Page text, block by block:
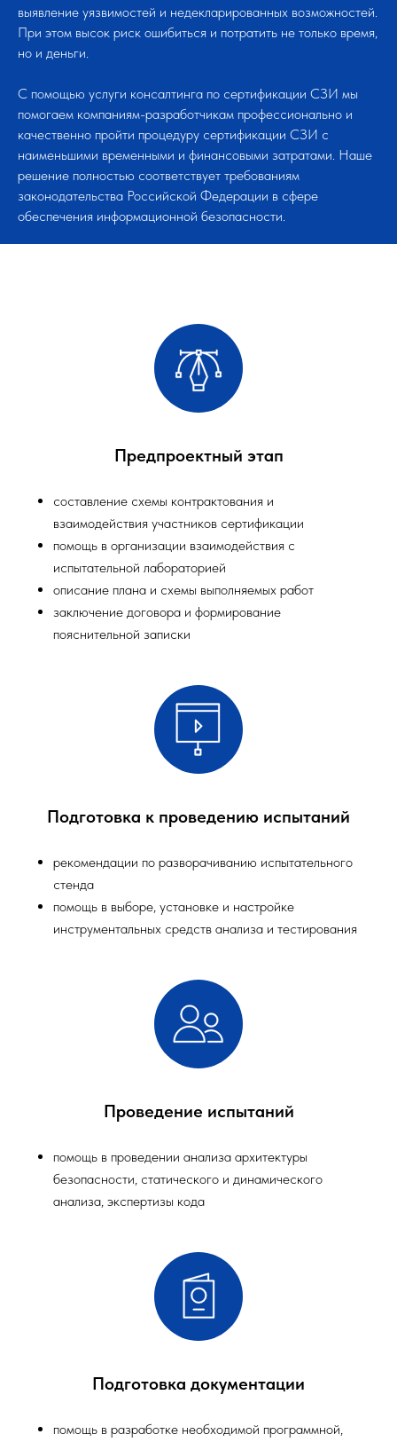
выявление уязвимостей и недекларированных возможностей.
При этом высок риск ошибиться и потратить не только время,
но и деньги.
С помощью услуги консалтинга по сертификации СЗИ мы
помогаем компаниям-разработчикам профессионально и
качественно пройти процедуру сертификации СЗИ с
наименьшими временными и финансовыми затратами. Наше
решение полностью соответствует требованиям
законодательства Российской Федерации в сфере
обеспечения информационной безопасности.
Предпроектный этап
составление схемы контрактования и
взаимодействия участников сертификации
помощь в организации взаимодействия с
испытательной лабораторией
описание плана и схемы выполняемых работ
заключение договора и формирование
пояснительной записки
Подготовка к проведению испытаний
рекомендации по разворачиванию испытательного
стенда
помощь в выборе, установке и настройке
инструментальных средств анализа и тестирования
Проведение испытаний
помощь в проведении анализа архитектуры
безопасности, статического и динамического
анализа, экспертизы кода
Подготовка документации
помощь в разработке необходимой программной,